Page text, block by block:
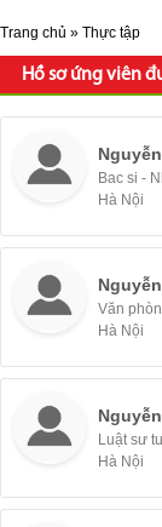
Trang chủ » Thực tập
Hồ sơ ứng viên
Bac si -
Hà Nội
Hà Nội
Luật sư
Hà Nội